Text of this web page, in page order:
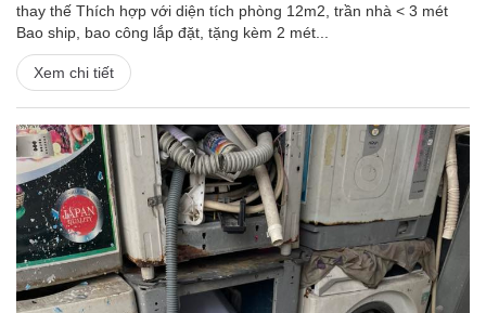
thay thế Thích hợp với diện tích phòng 12m2, trần nhà < 3 mét
Bao ship, bao công lắp đặt, tặng kèm 2 mét...
Xem chi tiết